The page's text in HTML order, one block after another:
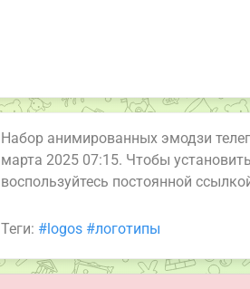
Набор анимированных эмодзи
марта 2025 07:15. Чтобы
воспользуйтесь постоянной
Теги: #logos #логотипы